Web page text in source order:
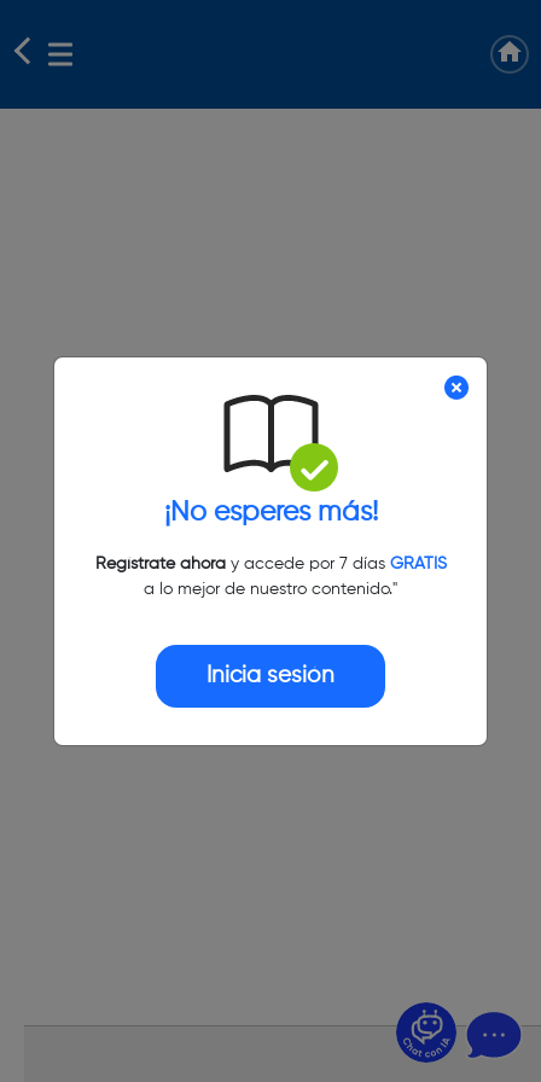
¡No esperes más!
Regístrate ahoray accede por 7 días GRATIS
a lo mejor de nuestro contenido."
Inicia sesión